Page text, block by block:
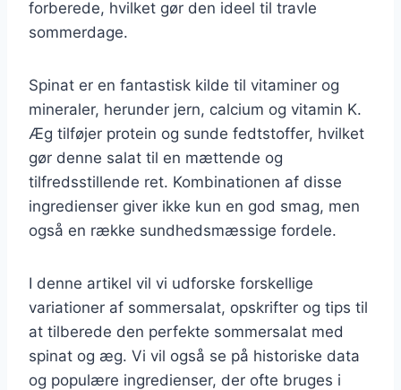
forberede, hvilket gør den ideel til travle
sommerdage.
Spinat er en fantastisk kilde til vitaminer og
mineraler, herunder jern, calcium og vitamin K.
Æg tilføjer protein og sunde fedtstoffer, hvilket
gør denne salat til en mættende og
tilfredsstillende ret. Kombinationen af disse
ingredienser giver ikke kun en god smag, men
også en række sundhedsmæssige fordele.
I denne artikel vil vi udforske forskellige
variationer af sommersalat, opskrifter og tips til
at tilberede den perfekte sommersalat med
spinat og æg. Vi vil også se på historiske data
og populære ingredienser, der ofte bruges i